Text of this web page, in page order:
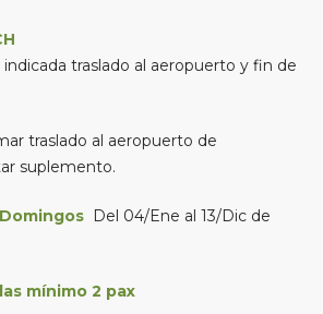
indicada traslado al aeropuerto y fin de
traslado al aeropuerto de
suplemento.
Domingos Del 04/Ene al 13/Dic de
mínimo 2 pax